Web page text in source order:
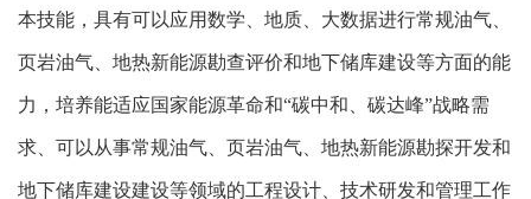
本技能，具有可以应用数学、地质、大数据进行常规油气、
页岩油气、地热新能源勘查评价和地下储库建设等方面的能
力，培养能适应国家能源革命和“碳中和、碳达峰”战略需
求、可以从事常规油气、页岩油气、地热新能源勘探开发和
地下储库建设建设等领域的工程设计、技术研发和管理工作